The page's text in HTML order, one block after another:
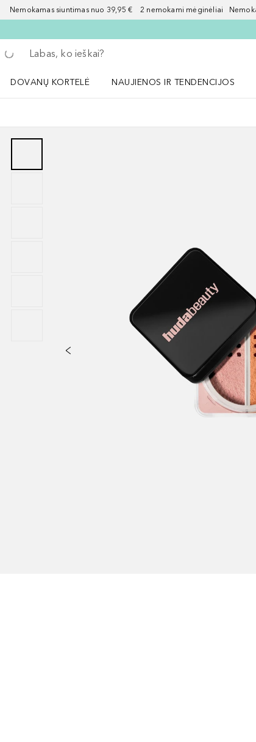
Nemokamas siuntimas nuo 39,95 € 2 nemokami mėginėliai
Grįžk atgal
Vykdykite paiešką
DOVANŲ KORTELĖ
NAUJIENOS IR TENDENCIJOS